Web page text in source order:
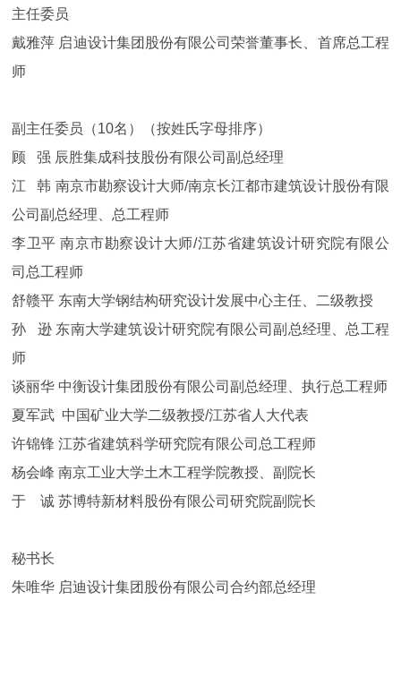
主任委员
戴雅萍 启迪设计集团股份有限公司荣誉董事长、首席总工程
师
副主任委员（10名）（按姓氏字母排序）
顾 强 辰胜集成科技股份有限公司副总经理
江 韩 南京市勘察设计大师/南京长江都市建筑设计股份有限
公司副总经理、总工程师
李卫平 南京市勘察设计大师/江苏省建筑设计研究院有限公
司总工程师
舒赣平 东南大学钢结构研究设计发展中心主任、二级教授
孙 逊 东南大学建筑设计研究院有限公司副总经理、总工程
师
谈丽华 中衡设计集团股份有限公司副总经理、执行总工程师
夏军武 中国矿业大学二级教授/江苏省人大代表
许锦锋 江苏省建筑科学研究院有限公司总工程师
杨会峰 南京工业大学土木工程学院教授、副院长
于 诚 苏博特新材料股份有限公司研究院副院长
秘书长
朱唯华 启迪设计集团股份有限公司合约部总经理